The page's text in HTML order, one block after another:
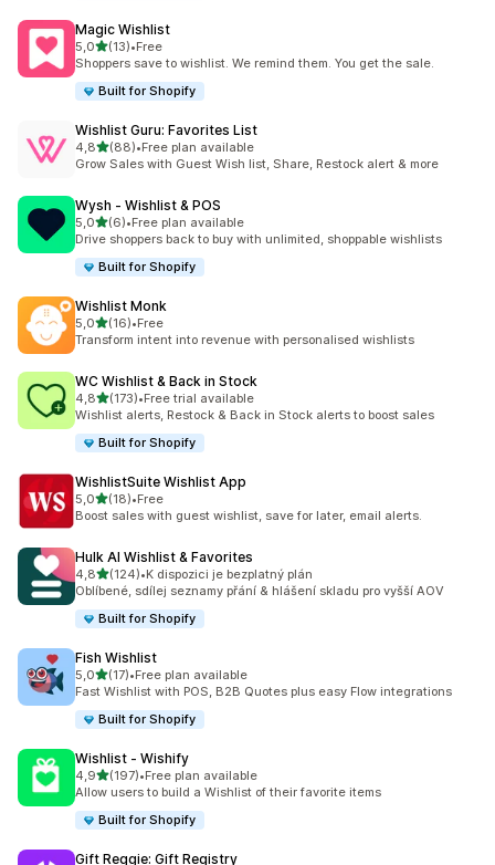
Magic Wishlist
5,0z 5 hvězd
(13)
Celkový počet recenzí: 13
•Free
Shoppers save to wishlist. We remind them. You get the sale.
Built for Shopify
Wishlist Guru: Favorites List
4,8z 5 hvězd
(88)
Celkový počet recenzí: 88
•Free plan available
Grow Sales with Guest Wish list, Share, Restock alert & more
Wysh ‑ Wishlist & POS
5,0z 5 hvězd
(6)
Celkový počet recenzí: 6
•Free plan available
Drive shoppers back to buy with unlimited, shoppable wishlists
Built for Shopify
Wishlist Monk
5,0z 5 hvězd
(16)
Celkový počet recenzí: 16
•Free
Transform intent into revenue with personalised wishlists
WC Wishlist & Back in Stock
4,8z 5 hvězd
(173)
Celkový počet recenzí: 173
•Free trial available
Wishlist alerts, Restock & Back in Stock alerts to boost sales
Built for Shopify
WishlistSuite Wishlist App
5,0z 5 hvězd
(18)
Celkový počet recenzí: 18
•Free
Boost sales with guest wishlist, save for later, email alerts.
Hulk AI Wishlist & Favorites
4,8z 5 hvězd
(124)
Celkový počet recenzí: 124
•K dispozici je bezplatný plán
Oblíbené, sdílej seznamy přání & hlášení skladu pro vyšší AOV
Built for Shopify
Fish Wishlist
5,0z 5 hvězd
(17)
Celkový počet recenzí: 17
•Free plan available
Fast Wishlist with POS, B2B Quotes plus easy Flow integrations
Built for Shopify
Wishlist ‑ Wishify
4,9z 5 hvězd
(197)
Celkový počet recenzí: 197
•Free plan available
Allow users to build a Wishlist of their favorite items
Built for Shopify
Gift Reggie: Gift Registry